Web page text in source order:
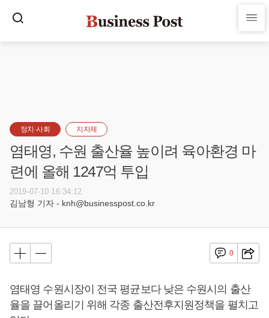
정치·사회 지자체
염태영, 수원 출산율 높이려 육아환경 마
련에 올해 1247억 투입
2019-07-10 16:34:12
김남형 기자 - knh@businesspost.co.kr
0
염태영 수원시장이 전국 평균보다 낮은 수원시의 출산
율을 끌어올리기 위해 각종 출산전후지원정책을 펼치고